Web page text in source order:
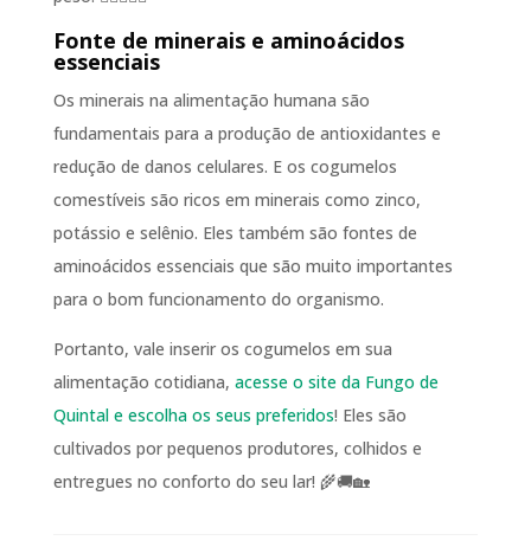
Fonte de minerais e aminoácidos
essenciais
Os minerais na alimentação humana são
fundamentais para a produção de antioxidantes e
redução de danos celulares. E os cogumelos
comestíveis são ricos em minerais como zinco,
potássio e selênio. Eles também são fontes de
aminoácidos essenciais que são muito importantes
para o bom funcionamento do organismo.
Portanto, vale inserir os cogumelos em sua
alimentação cotidiana, acesse o site da Fungo de
Quintal e escolha os seus preferidos! Eles são
cultivados por pequenos produtores, colhidos e
entregues no conforto do seu lar! 🌾🚚🏡